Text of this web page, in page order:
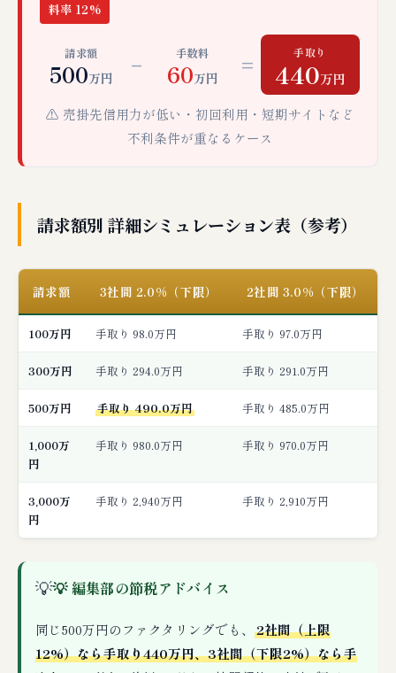
料率 12%
請求額
500万円
− 手数料
60万円
= 手取り
440万円
⚠️ 売掛先信用力が低い・初回利用・短期サイトなど
不利条件が重なるケース
請求額別 詳細シミュレーション表（参考）
請求額 3社間 2.0%（下限） 2社間 3.0%（下限）
100万円 手取り 98.0万円 手取り 97.0万円
300万円 手取り 294.0万円 手取り 291.0万円
500万円 手取り 490.0万円 手取り 485.0万円
1,000万
円
手取り 980.0万円 手取り 970.0万円
3,000万
円
手取り 2,940万円 手取り 2,910万円
💡💡 編集部の節税アドバイス
同じ500万円のファクタリングでも、 2社間（上限
12%）なら手取り440万円、3社間（下限2%）なら手